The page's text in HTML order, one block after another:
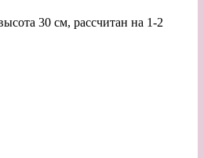
30 см, рассчитан на 1-2